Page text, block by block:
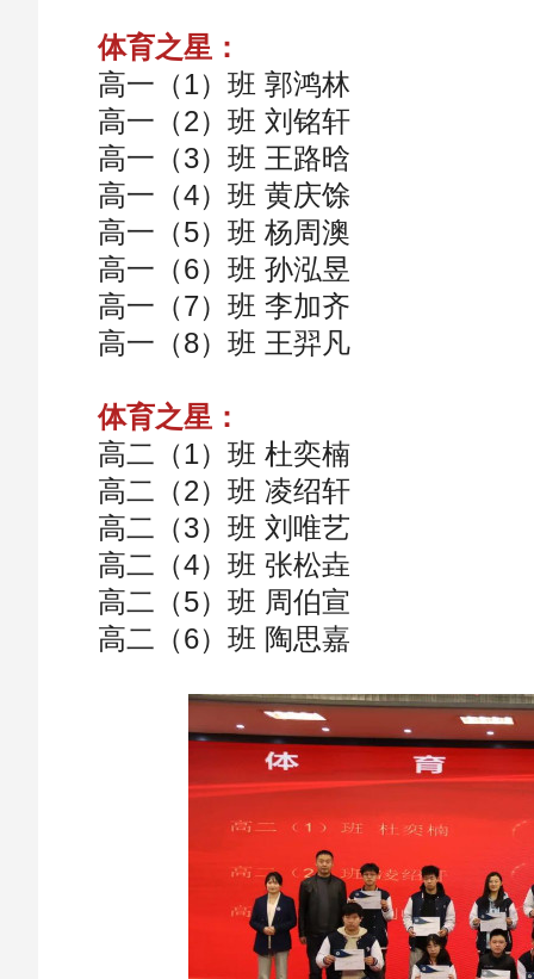
体育之星：
高一（1）班 郭鸿林
高一（2）班 刘铭轩
高一（3）班 王路晗
高一（4）班 黄庆馀
高一（5）班 杨周澳
高一（6）班 孙泓昱
高一（7）班 李加齐
高一（8）班 王羿凡
体育之星：
高二（1）班 杜奕楠
高二（2）班 凌绍轩
高二（3）班 刘唯艺
高二（4）班 张松垚
高二（5）班 周伯宣
高二（6）班 陶思嘉